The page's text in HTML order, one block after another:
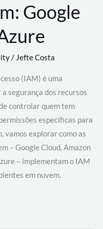
Google
/ Jefte Costa
(IAM) é uma
segurança dos recursos
controlar quem tem
específicas para
vamos explorar como as
– Google Cloud, Amazon
– implementam o IAM
em nuvem.